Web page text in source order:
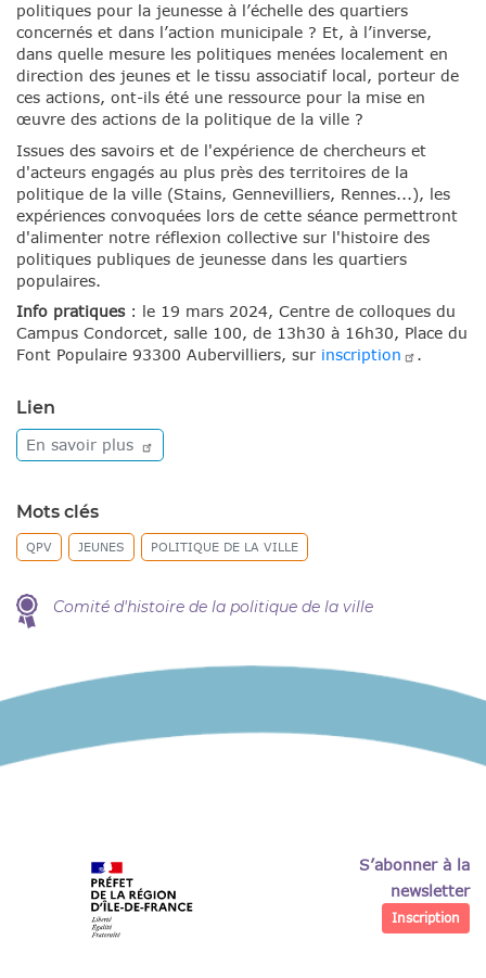
politiques pour la jeunesse à l’échelle des quartiers
concernés et dans l’action municipale ? Et, à l’inverse,
dans quelle mesure les politiques menées localement en
direction des jeunes et le tissu associatif local, porteur de
ces actions, ont-ils été une ressource pour la mise en
œuvre des actions de la politique de la ville ?
Issues des savoirs et de l'expérience de chercheurs et
d'acteurs engagés au plus près des territoires de la
politique de la ville (Stains, Gennevilliers, Rennes...), les
expériences convoquées lors de cette séance permettront
d'alimenter notre réflexion collective sur l'histoire des
politiques publiques de jeunesse dans les quartiers
populaires.
Info pratiques : le 19 mars 2024, Centre de colloques du
Campus Condorcet, salle 100, de 13h30 à 16h30, Place du
Font Populaire 93300 Aubervilliers, sur inscription .
Lien
En savoir plus
Mots clés
QPV JEUNES POLITIQUE DE LA VILLE
Comité d'histoire de la politique de la ville
S’abonner à la
newsletter
Inscription